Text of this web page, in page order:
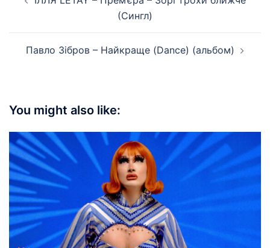
navigation
(Сингл)
Павло Зібров – Найкраще (Dance) (альбом)
You might also like: